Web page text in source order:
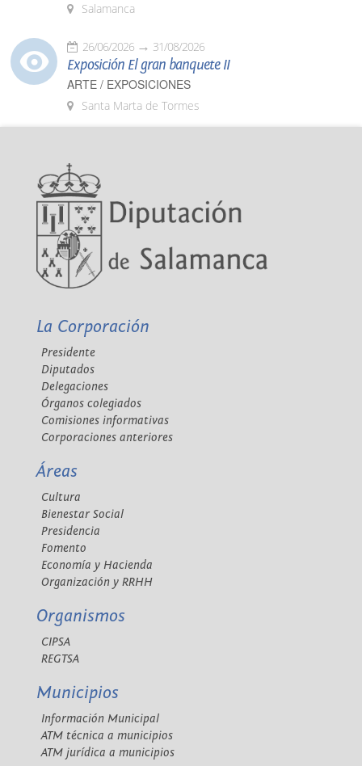
Salamanca
26/06/2026 31/08/2026
Exposición El gran banquete II
ARTE / EXPOSICIONES
Santa Marta de Tormes
La Corporación
Presidente
Diputados
Delegaciones
Órganos colegiados
Comisiones informativas
Corporaciones anteriores
Áreas
Cultura
Bienestar Social
Presidencia
Fomento
Economía y Hacienda
Organización y RRHH
Organismos
CIPSA
REGTSA
Municipios
Información Municipal
ATM técnica a municipios
ATM jurídica a municipios